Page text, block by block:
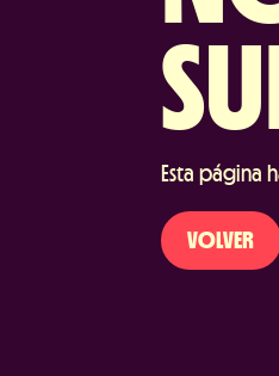
Esta página
VOLVER